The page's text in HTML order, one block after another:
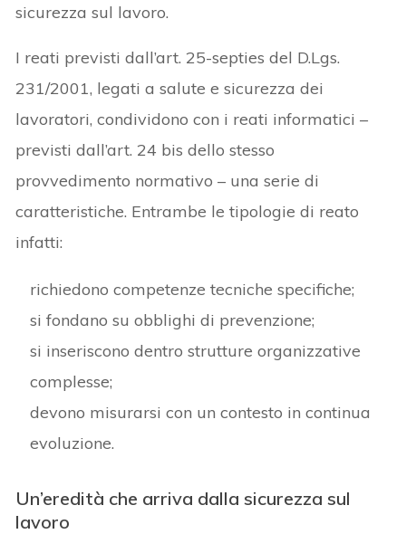
sicurezza sul lavoro.
I reati previsti dall’art. 25-septies del D.Lgs.
231/2001, legati a salute e sicurezza dei
lavoratori, condividono con i reati informatici –
previsti dall’art. 24 bis dello stesso
provvedimento normativo – una serie di
caratteristiche. Entrambe le tipologie di reato
infatti:
richiedono competenze tecniche specifiche;
si fondano su obblighi di prevenzione;
si inseriscono dentro strutture organizzative
complesse;
devono misurarsi con un contesto in continua
evoluzione.
Un’eredità che arriva dalla sicurezza sul
lavoro